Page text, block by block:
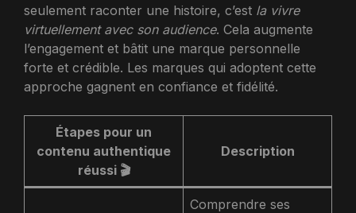
seulement raconter une histoire, c’est la vivre
virtuellement avec son audience. Cela augmente
l’engagement et bâtit une marque personnelle
forte et crédible. Les marques qui adoptent cette
approche gagnent en confiance et fidélité.
Étapes pour un
contenu authentique
réussi 🎬
Description
Comprendre ses